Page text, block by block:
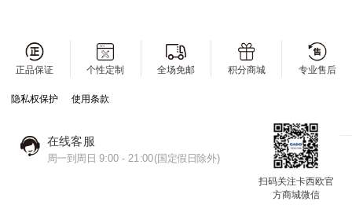
正品保证 个性定制 全场免邮 积分商城 专业售后
隐私权保护 使用条款
在线客服
周一到周日 9:00 - 21:00(国定假日除外)
扫码关注卡西欧官
方商城微信